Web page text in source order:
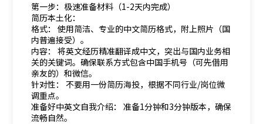
第一步：极速准备材料（1-2天内完成）
简历本土化：
格式： 使用简洁、专业的中文简历格式，附上照片（国
内普遍接受）。
内容： 将英文经历精准翻译成中文，突出与国内业务相
关的关键词。确保联系方式包含中国手机号（可先借用
亲友的）和微信。
针对性： 不要用一份简历海投，根据不同行业/岗位微
调重点。
准备好中英文自我介绍： 准备1分钟和3分钟版本，确保
流畅自然。